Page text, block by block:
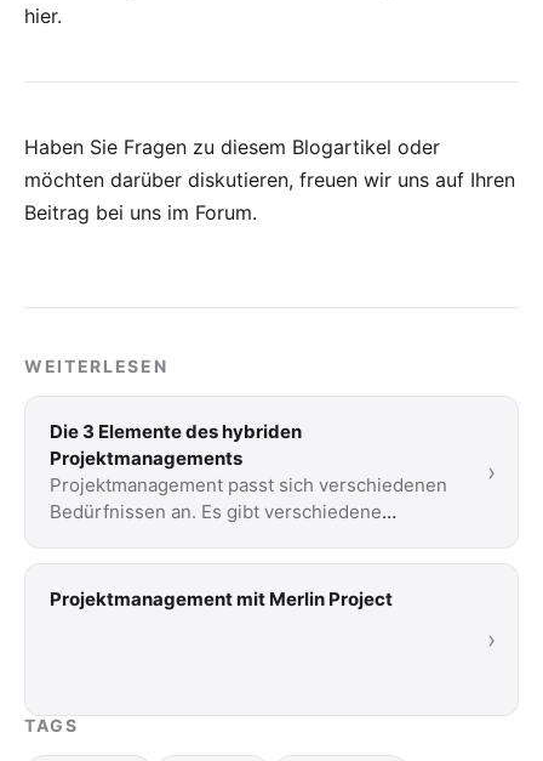
hier.
Haben Sie Fragen zu diesem Blogartikel oder
möchten darüber diskutieren, freuen wir uns auf Ihren
Beitrag bei uns im Forum.
WEITERLESEN
Die 3 Elemente des hybriden
Projektmanagements
Projektmanagement passt sich verschiedenen
Bedürfnissen an. Es gibt verschiedene
in drei …
›
Projektmanagement mit Merlin Project
›
TAGS